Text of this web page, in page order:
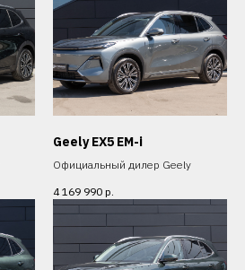
Geely EX5 EM-i
Официальный дилер Geely
4 169 990 р.